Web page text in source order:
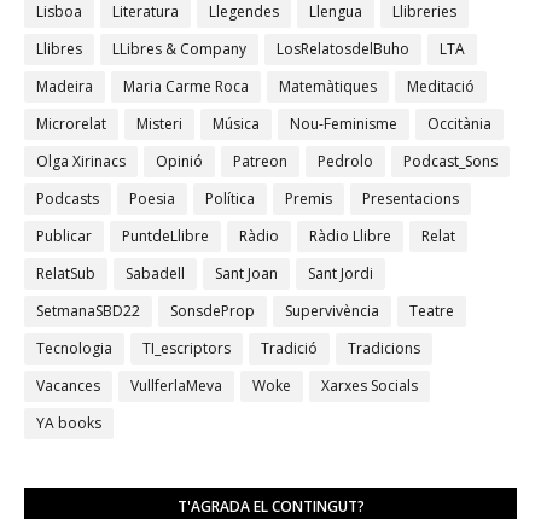
Lisboa
Literatura Llegendes Llengua
Llibreries
Llibres
LLibres & Company LosRelatosdelBuho
LTA
Madeira
Maria Carme Roca Matemàtiques
Meditació
Microrelat
Misteri Música Nou-Feminisme
Occitània
Olga Xirinacs
Opinió Patreon Pedrolo
Podcast_Sons
Podcasts
Poesia Política Premis
Presentacions
Publicar
PuntdeLlibre Ràdio Ràdio Llibre
Relat
RelatSub
Sabadell Sant Joan
Sant Jordi
SetmanaSBD22
SonsdeProp Supervivència
Teatre
Tecnologia
TI_escriptors Tradició
Tradicions
Vacances
VullferlaMeva Woke
Xarxes Socials
YA books
T'AGRADA EL CONTINGUT?